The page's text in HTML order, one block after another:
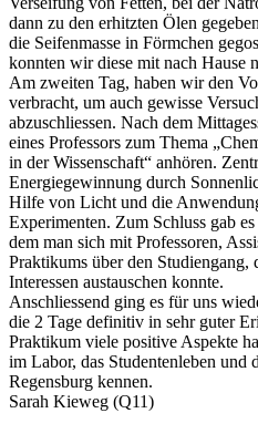
dann zu den erhitzten Ölen
die Seifenmasse in Förmchen
konnten wir diese mit nach Hause
Am zweiten Tag, haben wir den
verbracht, um auch gewisse
abzuschliessen. Nach dem
eines Professors zum Thema
in der Wissenschaft“ anhören.
Energiegewinnung durch
Hilfe von Licht und die
Experimenten. Zum Schluss gab
dem man sich mit Professoren,
Praktikums über den Studiengang,
Interessen austauschen konnte.
Anschliessend ging es für uns
die 2 Tage definitiv in sehr guter
Praktikum viele positive Aspekte
im Labor, das Studentenleben und
Regensburg kennen.
Sarah Kieweg (Q11)